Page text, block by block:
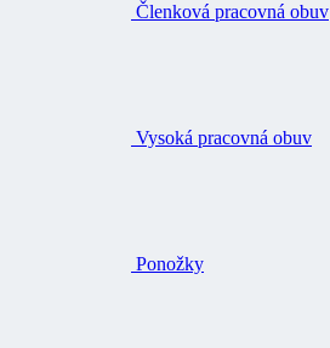
Členková pracovná obuv
Vysoká pracovná obuv
Ponožky